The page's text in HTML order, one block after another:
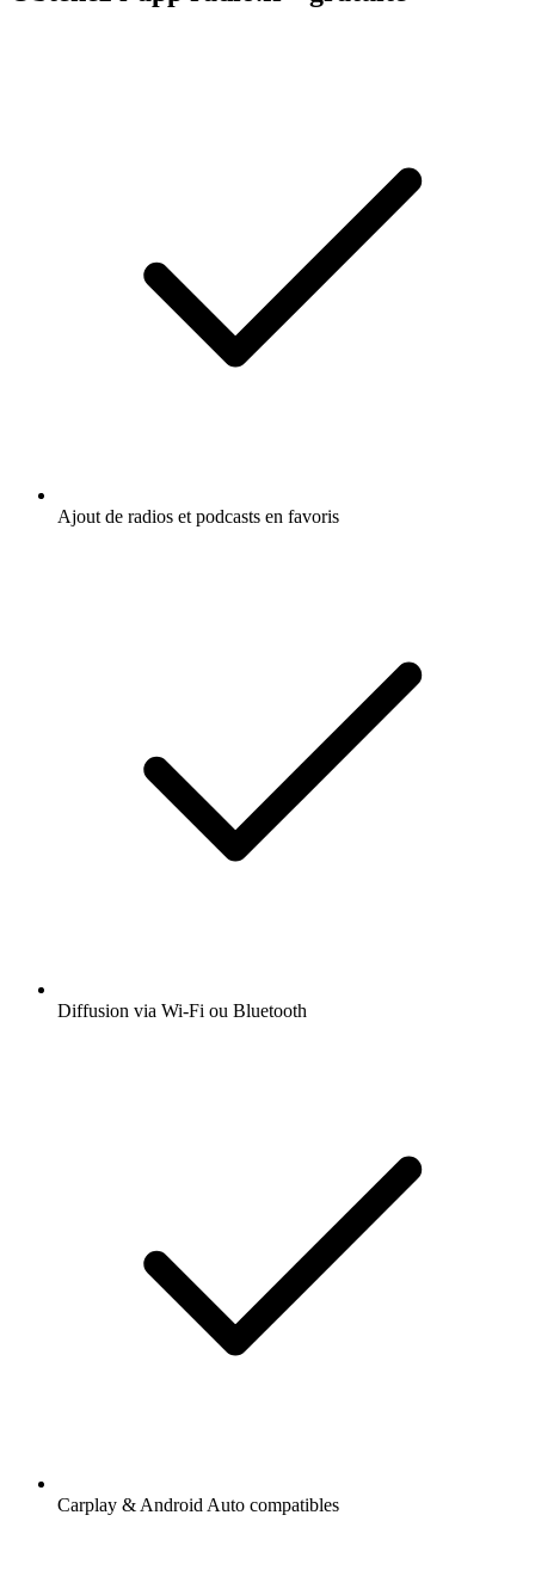
Ajout de radios et podcasts en favoris
Diffusion via Wi-Fi ou Bluetooth
Carplay & Android Auto compatibles